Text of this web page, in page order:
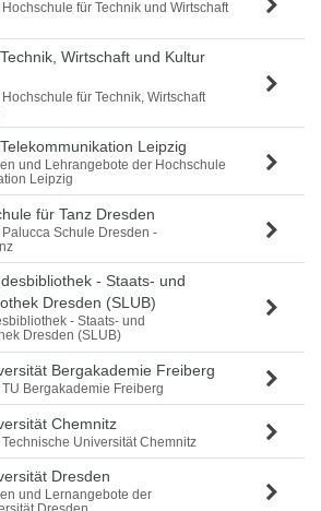
Hochschule für Technik und Wirtschaft
Wirtschaft und Kultur
Hochschule für Technik, Wirtschaft
Leipzig
und Lehrangebote der Hochschule
Leipzig
für Tanz Dresden
Palucca Schule Dresden -
- Staats- und
Dresden (SLUB)
- Staats- und
Dresden (SLUB)
Bergakademie Freiberg
TU Bergakademie Freiberg
Chemnitz
Technische Universität Chemnitz
Dresden
und Lernangebote der